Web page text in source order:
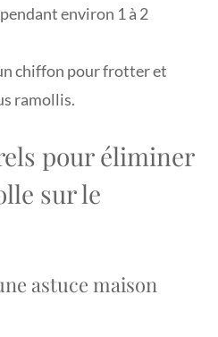
environ 1 à 2
chiffon pour frotter et
ramollis.
pour éliminer
sur le
astuce maison